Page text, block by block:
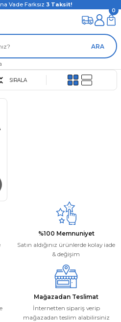
Vade Farksız 3 Taksit!
ARA
0
SIRALA
%100 Memnuniyet
Satın aldığınız ürünlerde kolay iade
& değişim
Mağazadan Teslimat
İnternetten sipariş verip
mağazadan teslim alabilirsiniz